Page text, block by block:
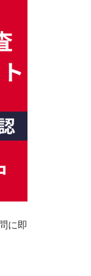
に即